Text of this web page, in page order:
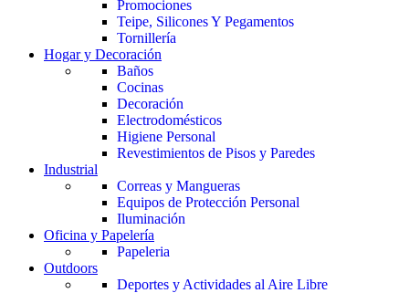
Promociones
Teipe, Silicones Y Pegamentos
Tornillería
Hogar y Decoración
Baños
Cocinas
Decoración
Electrodomésticos
Higiene Personal
Revestimientos de Pisos y Paredes
Industrial
Correas y Mangueras
Equipos de Protección Personal
Iluminación
Oficina y Papelería
Papeleria
Outdoors
Deportes y Actividades al Aire Libre